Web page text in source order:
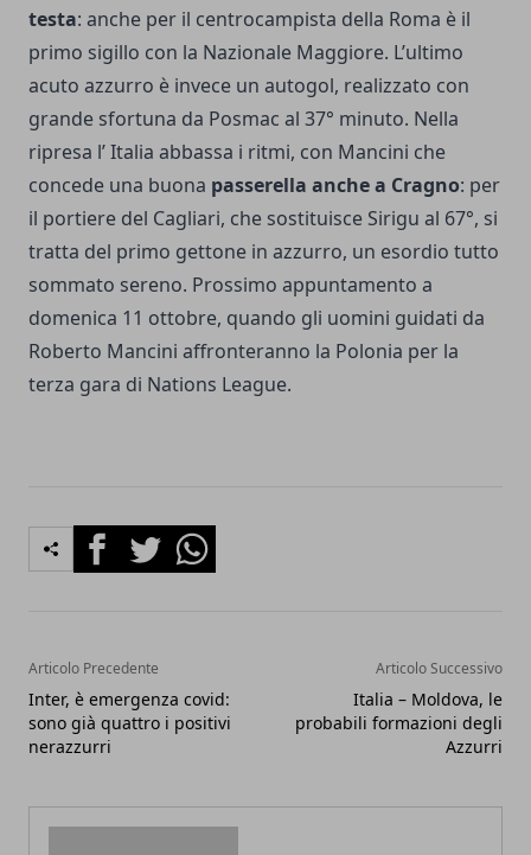
testa: anche per il centrocampista della Roma è il
primo sigillo con la Nazionale Maggiore. L’ultimo
acuto azzurro è invece un autogol, realizzato con
grande sfortuna da Posmac al 37° minuto. Nella
ripresa l’ Italia abbassa i ritmi, con Mancini che
concede una buona passerella anche a Cragno: per
il portiere del Cagliari, che sostituisce Sirigu al 67°, si
tratta del primo gettone in azzurro, un esordio tutto
sommato sereno. Prossimo appuntamento a
domenica 11 ottobre, quando gli uomini guidati da
Roberto Mancini affronteranno la Polonia per la
terza gara di Nations League.
FacebookTwitterWhatsapp
Articolo Precedente
Inter, è emergenza covid:
sono già quattro i positivi
nerazzurri
Articolo Successivo
Italia – Moldova, le
probabili formazioni degli
Azzurri